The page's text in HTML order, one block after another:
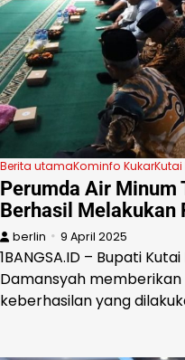
Berita utamaKominfo Kukar
Perumda Air
Berhasil Melakukan
berlin 9 April 2025
1BANGSA.ID – Bupati
Damansyah
keberhasilan yang